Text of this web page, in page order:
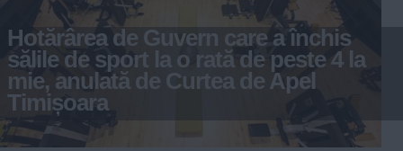
Hotărârea de Guvern care a închis
sălile de sport la o rată de peste 4 la
mie, anulată de Curtea de Apel
Timișoara